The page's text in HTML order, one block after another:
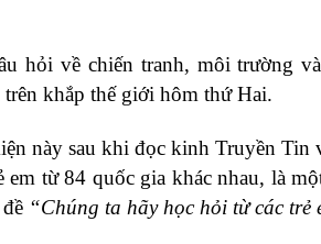
hỏi về chiến tranh, môi trường
khắp thế giới hôm thứ Hai.
này sau khi đọc kinh Truyền Tin
từ 84 quốc gia khác nhau, là
“Chúng ta hãy học hỏi từ các trẻ